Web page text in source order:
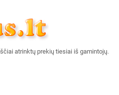
atrinktų prekių tiesiai iš gamintojų.